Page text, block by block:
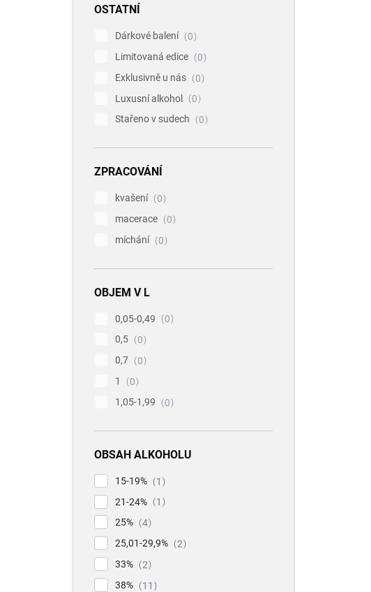
OSTATNÍ
Dárkové balení
0
Limitovaná edice
0
Exklusivně u nás
0
Luxusní alkohol
0
Stařeno v sudech
0
ZPRACOVÁNÍ
kvašení
0
macerace
0
míchání
0
OBJEM V L
0,05-0,49
0
0,5
0
0,7
0
1
0
1,05-1,99
0
OBSAH ALKOHOLU
15-19%
1
21-24%
1
25%
4
25,01-29,9%
2
33%
2
38%
11